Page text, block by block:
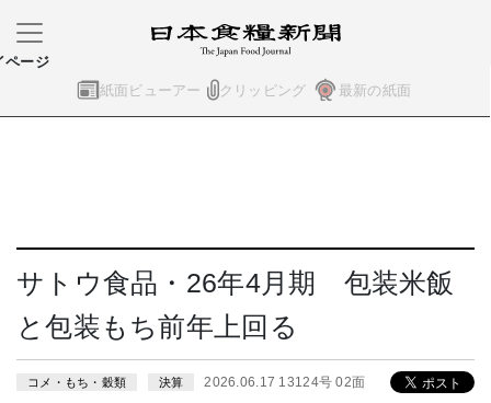
紙面ビューアー クリッピング 最新の紙面
ページ
サトウ食品・26年4月期 包装米飯
と包装もち前年上回る
コメ・もち・穀類 決算 2026.06.17 13124号 02面